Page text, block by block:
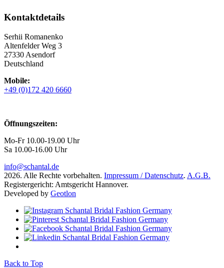
Kontaktdetails
Serhii Romanenko
Altenfelder Weg 3
27330 Asendorf
Deutschland
Mobile:
+49 (0)172 420 6660
Öffnungszeiten:
Mo-Fr 10.00-19.00 Uhr
Sa 10.00-16.00 Uhr
info@schantal.de
2026. Alle Rechte vorbehalten. Impressum / Datenschutz. A.G.B.
Registergericht: Amtsgericht Hannover.
Developed by Geotlon
Back to Top